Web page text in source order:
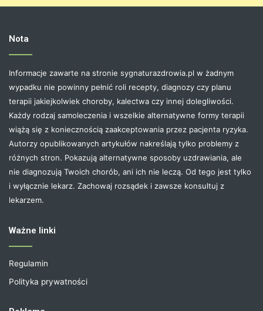
Nota
Informacje zawarte na stronie sygnaturazdrowia.pl w żadnym
wypadku nie powinny pełnić roli recepty, diagnozy czy planu
terapii jakiejkolwiek choroby, kalectwa czy innej dolegliwości.
Każdy rodzaj samoleczenia i wszelkie alternatywne formy terapii
wiążą się z koniecznością zaakceptowania przez pacjenta ryzyka.
Autorzy opublikowanych artykułów nakreślają tylko problemy z
różnych stron. Pokazują alternatywne sposoby uzdrawiania, ale
nie diagnozują Twoich chorób, ani ich nie leczą. Od tego jest tylko
i wyłącznie lekarz. Zachowaj rozsądek i zawsze konsultuj z
lekarzem.
Ważne linki
Regulamin
Polityka prywatności